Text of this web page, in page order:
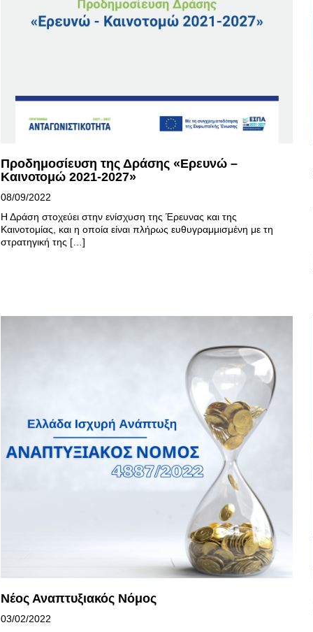
Προδημοσίευση της Δράσης «Ερευνώ –
Καινοτομώ 2021-2027»
08/09/2022
Η Δράση στοχεύει στην ενίσχυση της Έρευνας και της
Καινοτομίας, και η οποία είναι πλήρως ευθυγραμμισμένη με τη
στρατηγική της […]
Νέος Αναπτυξιακός Νόμος
03/02/2022